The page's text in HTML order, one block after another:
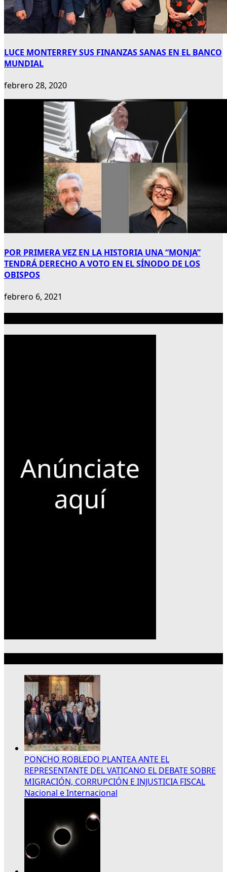
LUCE MONTERREY SUS FINANZAS SANAS EN EL BANCO
MUNDIAL
febrero 28, 2020
POR PRIMERA VEZ EN LA HISTORIA UNA “MONJA”
TENDRÁ DERECHO A VOTO EN EL SÍNODO DE LOS
OBISPOS
febrero 6, 2021
PONCHO ROBLEDO PLANTEA ANTE EL
REPRESENTANTE DEL VATICANO EL DEBATE SOBRE
MIGRACIÓN, CORRUPCIÓN E INJUSTICIA FISCAL
Nacional e Internacional